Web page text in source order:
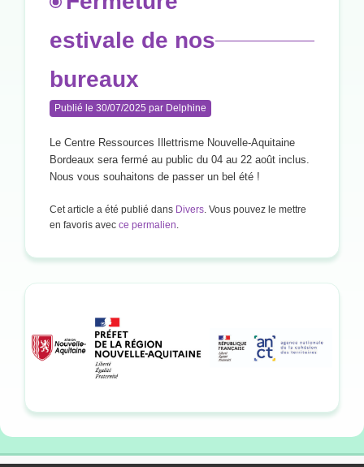
estivale de nos
bureaux
Publié le 30/07/2025 par Delphine
Le Centre Ressources Illettrisme Nouvelle-Aquitaine
Bordeaux sera fermé au public du 04 au 22 août inclus.
Nous vous souhaitons de passer un bel été !
Cet article a été publié dans Divers. Vous pouvez le mettre
en favoris avec ce permalien.